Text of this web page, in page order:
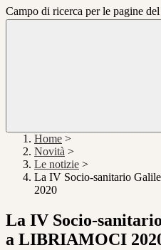
Campo di ricerca per le pagine
Home >
Novità >
Le notizie >
La IV Socio-sanitario
2020
La IV Socio-
a LIBRIAMOCI